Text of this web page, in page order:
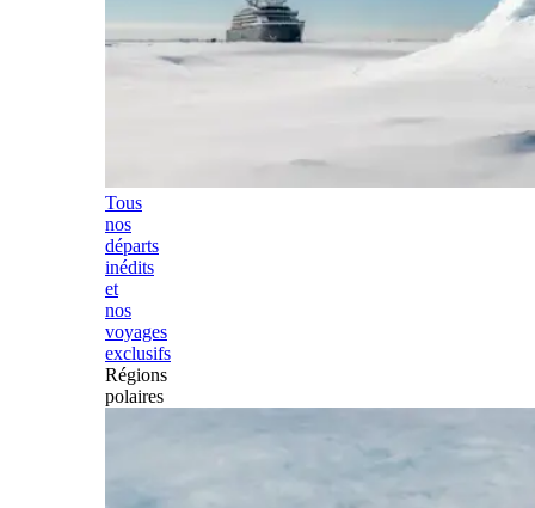
Tous
nos
départs
inédits
et
nos
voyages
exclusifs
Régions
polaires